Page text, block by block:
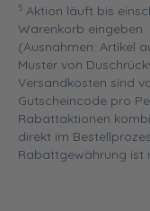
5 Aktion läuft bis
Warenkorb
(Ausnahmen: Artikel
Muster von
Versandkosten sind
Gutscheincode pro
Rabattaktionen
direkt im
Rabattgewährung ist